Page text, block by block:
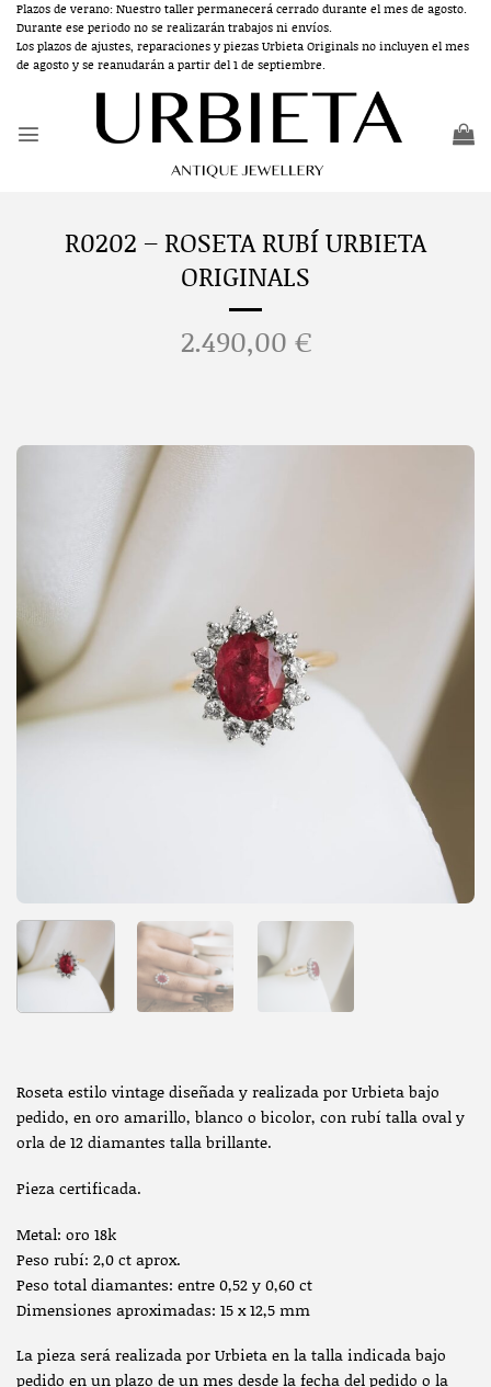
Saltar
contenido
Plazos de verano: Nuestro taller permanecerá cerrado durante el mes de agosto.
Durante ese periodo no se realizarán trabajos ni envíos.
Los plazos de ajustes, reparaciones y piezas Urbieta Originals no incluyen el mes
de agosto y se reanudarán a partir del 1 de septiembre.
R0202 – ROSETA RUBÍ URBIETA
ORIGINALS
2.490,00 €
Roseta estilo vintage diseñada y realizada por Urbieta bajo
pedido, en oro amarillo, blanco o bicolor, con rubí talla oval y
orla de 12 diamantes talla brillante.
Pieza certificada.
Metal: oro 18k
Peso rubí: 2,0 ct aprox.
Peso total diamantes: entre 0,52 y 0,60 ct
Dimensiones aproximadas: 15 x 12,5 mm
La pieza será realizada por Urbieta en la talla indicada bajo
pedido en un plazo de un mes desde la fecha del pedido o la